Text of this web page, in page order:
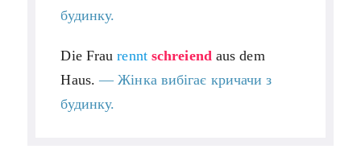
будинку.
Die Fraurennt schreiend aus dem
Haus. — Жінка вибігає кричачи з
будинку.